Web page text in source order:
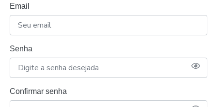
Email
Senha
Confirmar senha